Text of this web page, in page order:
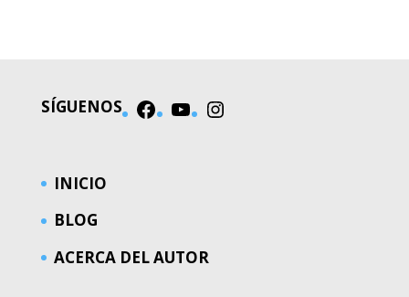
SÍGUENOS Facebook
YouTube
INICIO
BLOG
ACERCA DEL AUTOR